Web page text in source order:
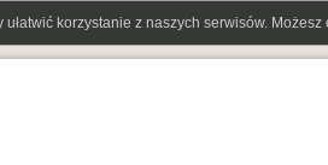
ułatwić korzystanie z naszych serwisów.